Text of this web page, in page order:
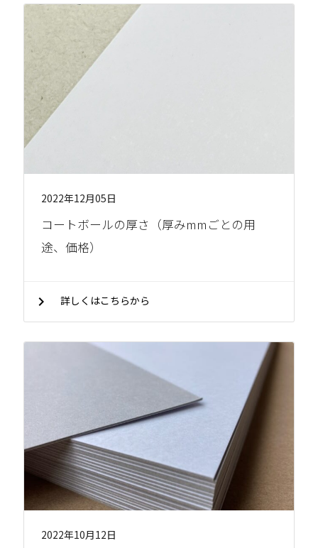
2022年12月05日
コートボールの厚さ（厚みmmごとの用
途、価格）
詳しくはこちらから
chevron_right
2022年10月12日